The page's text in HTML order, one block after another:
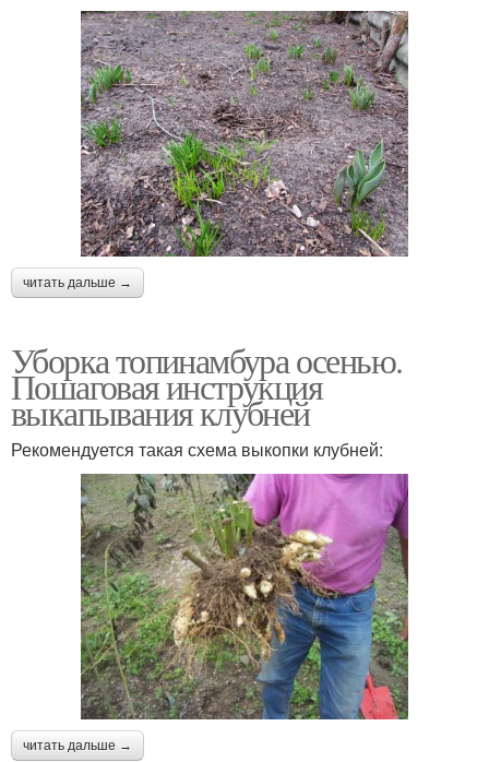
читать дальше →
Уборка топинамбура осенью.
Пошаговая инструкция
выкапывания клубней
Рекомендуется такая схема выкопки клубней:
читать дальше →